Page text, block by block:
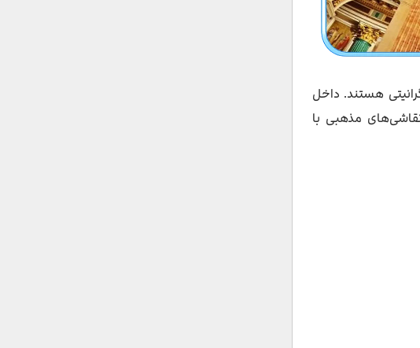
هستند. داخل
مذهبی با